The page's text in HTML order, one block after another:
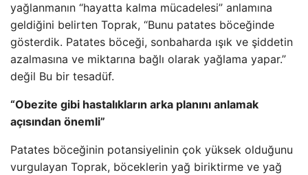
yağlanmanın “hayatta kalma mücadelesi” anlamına
geldiğini belirten Toprak, “Bunu patates böceğinde
gösterdik. Patates böceği, sonbaharda ışık ve şiddetin
azalmasına ve miktarına bağlı olarak yağlama yapar.”
değil Bu bir tesadüf.
“Obezite gibi hastalıkların arka planını anlamak
açısından önemli”
Patates böceğinin potansiyelinin çok yüksek olduğunu
vurgulayan Toprak, böceklerin yağ biriktirme ve yağ